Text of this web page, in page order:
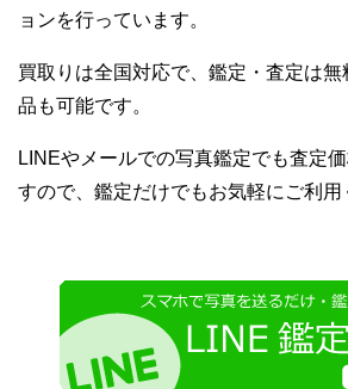
ョンを行っています。
買取りは全国対応で、鑑定・査定は
品も可能です。
LINEやメールでの写真鑑定でも査定
すので、鑑定だけでもお気軽にご利用